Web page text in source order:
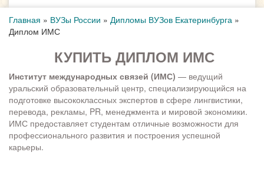
Главная » ВУЗы России » Дипломы ВУЗов Екатеринбурга »
Диплом ИМС
КУПИТЬ ДИПЛОМ ИМС
Институт международных связей (ИМС) — ведущий
уральский образовательный центр, специализирующийся на
подготовке высококлассных экспертов в сфере лингвистики,
перевода, рекламы, PR, менеджмента и мировой экономики.
ИМС предоставляет студентам отличные возможности для
профессионального развития и построения успешной
карьеры.